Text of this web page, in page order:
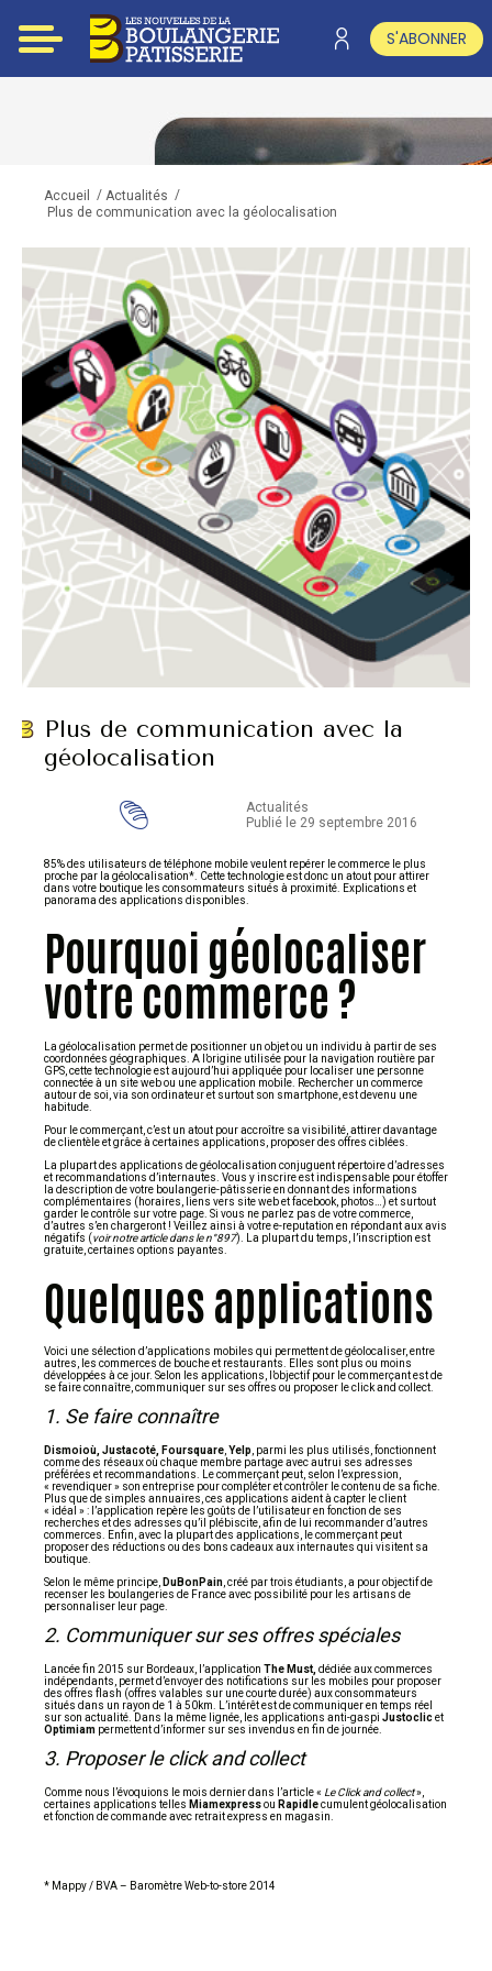
S'ABONNER
Accueil / Actualités /
Plus de communication avec la géolocalisation
Plus de communication avec la
géolocalisation
Actualités
Publié le 29 septembre 2016
85% des utilisateurs de téléphone mobile veulent repérer le commerce le plus
proche par la géolocalisation*. Cette technologie est donc un atout pour attirer
dans votre boutique les consommateurs situés à proximité. Explications et
panorama des applications disponibles.
Pourquoi géolocaliser
votre commerce ?
La géolocalisation permet de positionner un objet ou un individu à partir de ses
coordonnées géographiques. A l’origine utilisée pour la navigation routière par
GPS, cette technologie est aujourd’hui appliquée pour localiser une personne
connectée à un site web ou une application mobile. Rechercher un commerce
autour de soi, via son ordinateur et surtout son smartphone, est devenu une
habitude.
Pour le commerçant, c’est un atout pour accroître sa visibilité, attirer davantage
de clientèle et grâce à certaines applications, proposer des offres ciblées.
La plupart des applications de géolocalisation conjuguent répertoire d’adresses
et recommandations d’internautes. Vous y inscrire est indispensable pour étoffer
la description de votre boulangerie-pâtisserie en donnant des informations
complémentaires (horaires, liens vers site web et facebook, photos…) et surtout
garder le contrôle sur votre page. Si vous ne parlez pas de votre commerce,
d’autres s’en chargeront ! Veillez ainsi à votre e-reputation en répondant aux avis
négatifs (voir notre article dans le n°897). La plupart du temps, l’inscription est
gratuite, certaines options payantes.
Quelques applications
Voici une sélection d’applications mobiles qui permettent de géolocaliser, entre
autres, les commerces de bouche et restaurants. Elles sont plus ou moins
développées à ce jour. Selon les applications, l’objectif pour le commerçant est de
se faire connaître, communiquer sur ses offres ou proposer le click and collect.
1. Se faire connaître
Dismoioù, Justacoté, Foursquare Yelp , parmi les plus utilisés, fonctionnent
comme des réseaux où chaque membre partage avec autrui ses adresses
préférées et recommandations. Le commerçant peut, selon l’expression,
« revendiquer » son entreprise pour compléter et contrôler le contenu de sa fiche.
Plus que de simples annuaires, ces applications aident à capter le client
« idéal » : l’application repère les goûts de l’utilisateur en fonction de ses
recherches et des adresses qu’il plébiscite, afin de lui recommander d’autres
commerces. Enfin, avec la plupart des applications, le commerçant peut
proposer des réductions ou des bons cadeaux aux internautes qui visitent sa
boutique.
Selon le même principe, DuBonPain , créé par trois étudiants, a pour objectif de
recenser les boulangeries de France avec possibilité pour les artisans de
personnaliser leur page.
2. Communiquer sur ses offres spéciales
Lancée fin 2015 sur Bordeaux, l’application The Must, dédiée aux commerces
indépendants, permet d’envoyer des notifications sur les mobiles pour proposer
des offres flash (offres valables sur une courte durée) aux consommateurs
situés dans un rayon de 1 à 50km. L’intérêt est de communiquer en temps réel
sur son actualité. Dans la même lignée, les applications anti-gaspi Justoclicet
Optimiam permettent d’informer sur ses invendus en fin de journée.
3. Proposer le click and collect
Comme nous l’évoquions le mois dernier dans l’article « Le Click and collect»,
certaines applications telles Miamexpressou Rapidlecumulent géolocalisation
et fonction de commande avec retrait express en magasin.
* Mappy / BVA – Baromètre Web-to-store 2014